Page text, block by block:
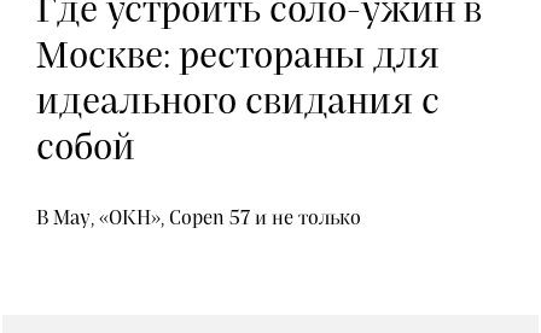
Где устроить соло-ужин в
Москве: рестораны для
идеального свидания с
собой
В May, «ОКН», Copen 57 и не только